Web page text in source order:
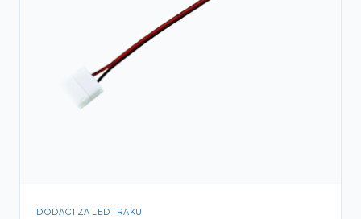
DODACI ZA LED TRAKU